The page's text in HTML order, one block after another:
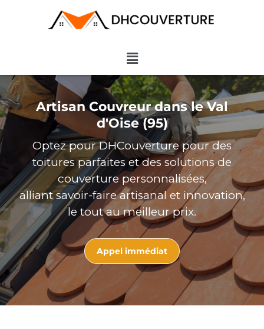
Menu
Artisan Couvreur dans le Val
d'Oise (95)
Optez pour DHCouverture pour des
toitures parfaites et des solutions de
couverture personnalisées,
alliant savoir-faire artisanal et innovation,
le tout au meilleur prix.
Appel immédiat